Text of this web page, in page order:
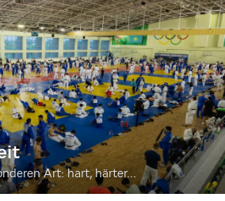
Art: hart, härter...